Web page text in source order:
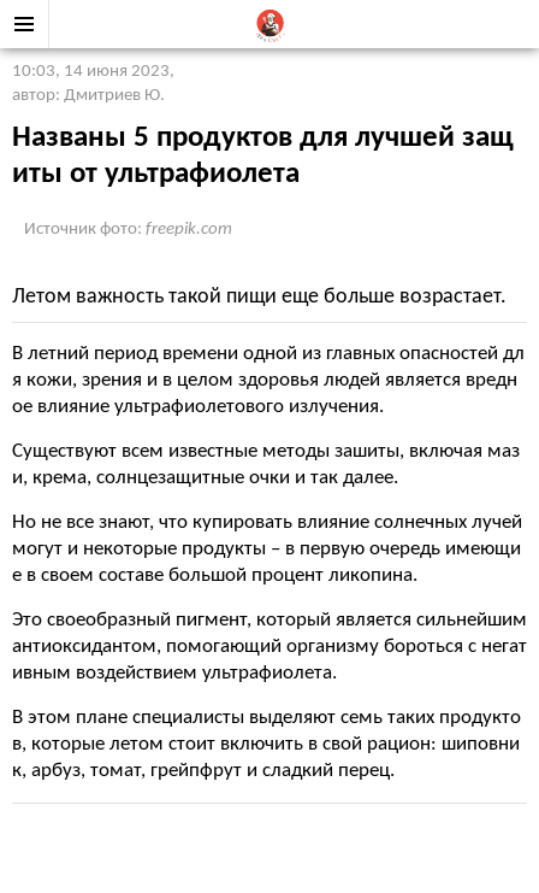
10:03, 14 июня 2023,
автор: Дмитриев Ю.
Названы 5 продуктов для лучшей защ
иты от ультрафиолета
Источник фото: freepik.com
Летом важность такой пищи еще больше возрастает.
В летний период времени одной из главных опасностей дл
я кожи, зрения и в целом здоровья людей является вредн
ое влияние ультрафиолетового излучения.
Существуют всем известные методы зашиты, включая маз
и, крема, солнцезащитные очки и так далее.
Но не все знают, что купировать влияние солнечных лучей
могут и некоторые продукты – в первую очередь имеющи
е в своем составе большой процент ликопина.
Это своеобразный пигмент, который является сильнейшим
антиоксидантом, помогающий организму бороться с негат
ивным воздействием ультрафиолета.
В этом плане специалисты выделяют семь таких продукто
в, которые летом стоит включить в свой рацион: шиповни
к, арбуз, томат, грейпфрут и сладкий перец.